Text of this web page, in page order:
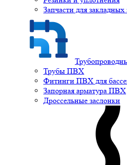
Запчасти для закладных
Трубы ПВХ
Фитинги ПВХ для
Запорная арматура ПВХ
Дроссельные заслонки